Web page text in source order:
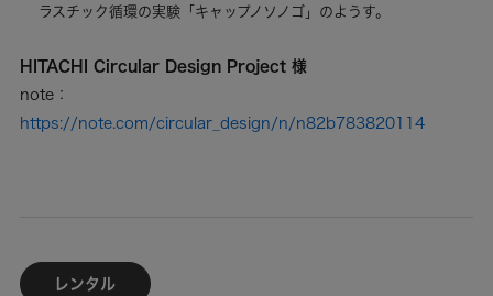
ラスチック循環の実験「キャップノソノゴ」のようす。
HITACHI Circular Design Project 様
note：
https://note.com/circular_design/n/n82b783820114
レンタル